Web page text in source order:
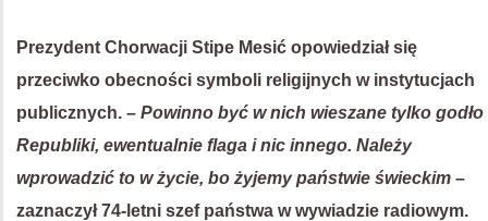
Prezydent Chorwacji Stipe Mesić opowiedział się
przeciwko obecności symboli religijnych w instytucjach
publicznych. – Powinno być w nich wieszane tylko godło
Republiki, ewentualnie flaga i nic innego. Należy
wprowadzić to w życie, bo żyjemy państwie świeckim –
zaznaczył 74-letni szef państwa w wywiadzie radiowym.